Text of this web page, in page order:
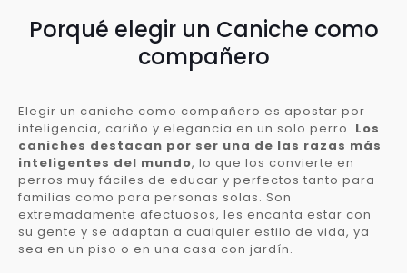
Porqué elegir un Caniche como
compañero
Elegir un caniche como compañero es apostar por
inteligencia, cariño y elegancia en un solo perro. Los
caniches destacan por ser una de las razas más
inteligentes del mundo, lo que los convierte en
perros muy fáciles de educar y perfectos tanto para
familias como para personas solas. Son
extremadamente afectuosos, les encanta estar con
su gente y se adaptan a cualquier estilo de vida, ya
sea en un piso o en una casa con jardín.